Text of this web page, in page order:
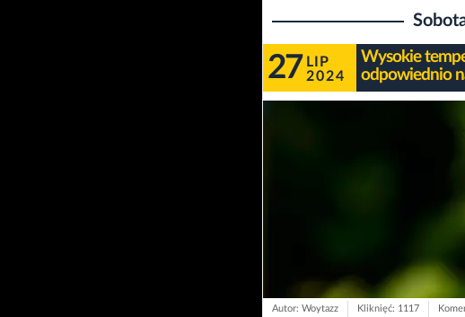
27 LIP
2024
Wysokie
odpowiednio
Autor: Woytazz Kliknięć: 1117